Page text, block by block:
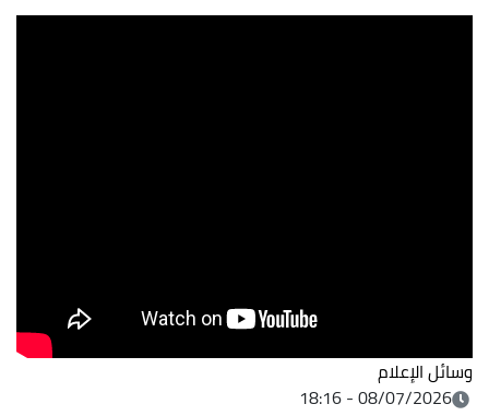
وسائل الإعلام
08/07/2026 - 18:16